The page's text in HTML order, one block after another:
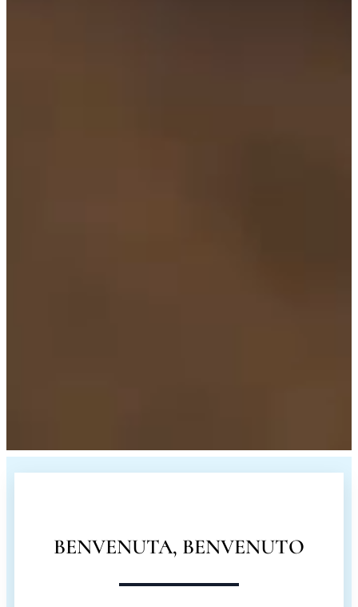
BENVENUTA, BENVENUTO